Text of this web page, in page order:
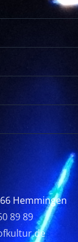
Hemmingen
89 89